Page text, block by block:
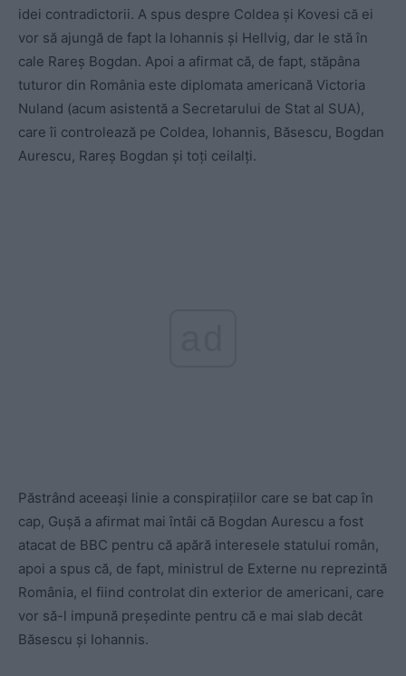
idei contradictorii. A spus despre Coldea și Kovesi că ei
vor să ajungă de fapt la Iohannis și Hellvig, dar le stă în
cale Rareș Bogdan. Apoi a afirmat că, de fapt, stăpâna
tuturor din România este diplomata americană Victoria
Nuland (acum asistentă a Secretarului de Stat al SUA),
care îi controlează pe Coldea, Iohannis, Băsescu, Bogdan
Aurescu, Rareș Bogdan și toți ceilalți.
Păstrând aceeași linie a conspirațiilor care se bat cap în
cap, Gușă a afirmat mai întâi că Bogdan Aurescu a fost
atacat de BBC pentru că apără interesele statului român,
apoi a spus că, de fapt, ministrul de Externe nu reprezintă
România, el fiind controlat din exterior de americani, care
vor să-l impună președinte pentru că e mai slab decât
Băsescu și Iohannis.